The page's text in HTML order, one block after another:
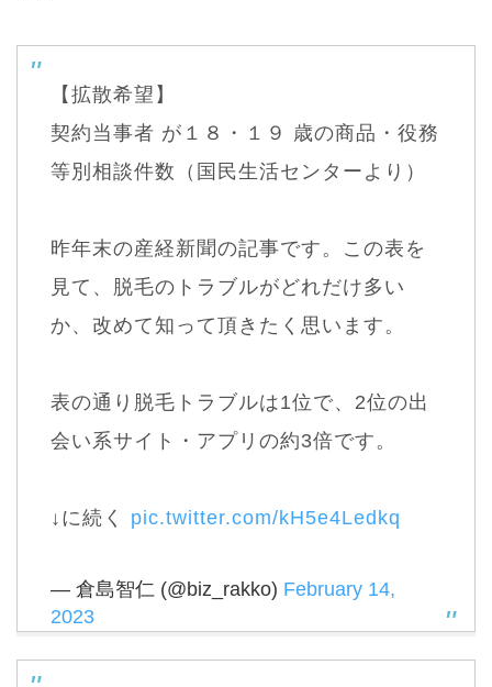
【拡散希望】
契約当事者 が１８・１９ 歳の商品・役務
等別相談件数（国民生活センターより）
昨年末の産経新聞の記事です。この表を
見て、脱毛のトラブルがどれだけ多い
か、改めて知って頂きたく思います。
表の通り脱毛トラブルは1位で、2位の出
会い系サイト・アプリの約3倍です。
↓に続く pic.twitter.com/kH5e4Ledkq
— 倉島智仁 (@biz_rakko) February 14,
2023